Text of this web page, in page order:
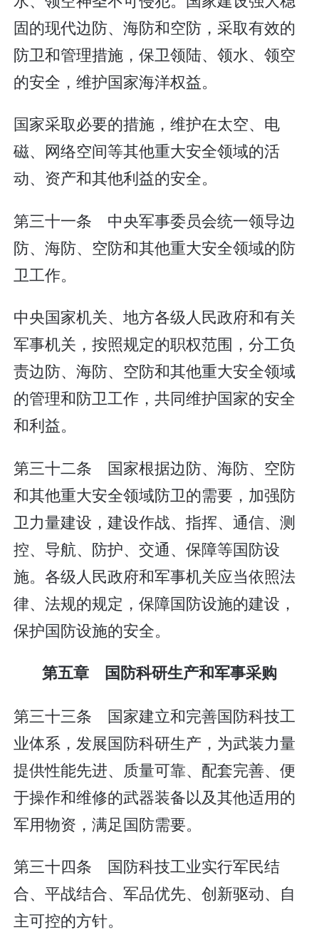
固的现代边防、海防和空防，采取有效的
防卫和管理措施，保卫领陆、领水、领空
的安全，维护国家海洋权益。
国家采取必要的措施，维护在太空、电
磁、网络空间等其他重大安全领域的活
动、资产和其他利益的安全。
第三十一条 中央军事委员会统一领导边
防、海防、空防和其他重大安全领域的防
卫工作。
中央国家机关、地方各级人民政府和有关
军事机关，按照规定的职权范围，分工负
责边防、海防、空防和其他重大安全领域
的管理和防卫工作，共同维护国家的安全
和利益。
第三十二条 国家根据边防、海防、空防
和其他重大安全领域防卫的需要，加强防
卫力量建设，建设作战、指挥、通信、测
控、导航、防护、交通、保障等国防设
施。各级人民政府和军事机关应当依照法
律、法规的规定，保障国防设施的建设，
保护国防设施的安全。
第五章 国防科研生产和军事采购
第三十三条 国家建立和完善国防科技工
业体系，发展国防科研生产，为武装力量
提供性能先进、质量可靠、配套完善、便
于操作和维修的武器装备以及其他适用的
军用物资，满足国防需要。
第三十四条 国防科技工业实行军民结
合、平战结合、军品优先、创新驱动、自
主可控的方针。